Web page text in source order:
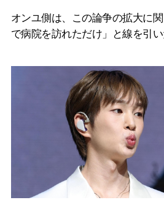
オンユ側は、この論争の拡大に
で病院を訪れただけ」と線を引い